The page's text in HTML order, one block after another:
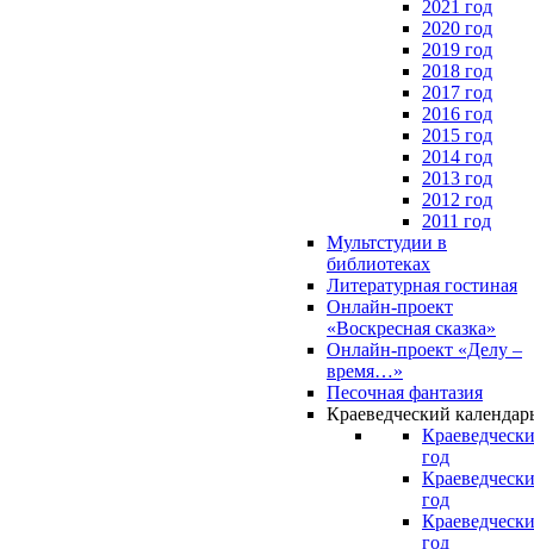
2021 год
2020 год
2019 год
2018 год
2017 год
2016 год
2015 год
2014 год
2013 год
2012 год
2011 год
Мультстудии в
библиотеках
Литературная гостиная
Онлайн-проект
«Воскресная сказка»
Онлайн-проект «Делу –
время…»
Песочная фантазия
Краеведческий
год
год
год